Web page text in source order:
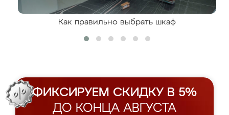
Как правильно выбрать шкаф
ФИКСИРУЕМ СКИДКУ В 5%
ДО КОНЦА АВГУСТА